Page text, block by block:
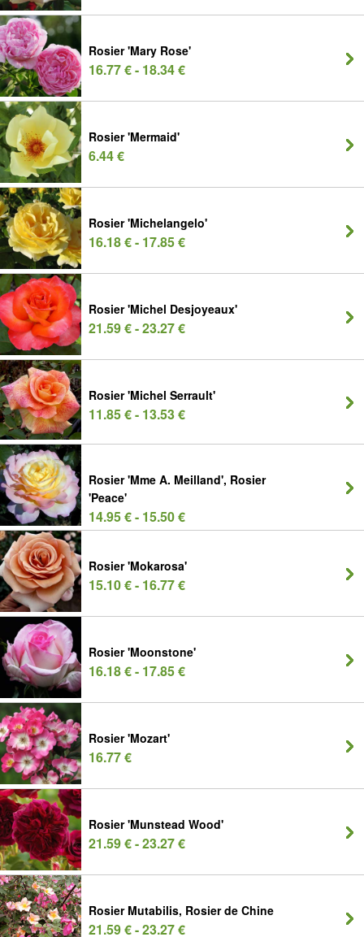
Rosier 'Mary Rose'
16.77 € - 18.34 €
Rosier 'Mermaid'
6.44 €
Rosier 'Michelangelo'
16.18 € - 17.85 €
Rosier 'Michel Desjoyeaux'
21.59 € - 23.27 €
Rosier 'Michel Serrault'
11.85 € - 13.53 €
Rosier 'Mme A. Meilland', Rosier
'Peace'
14.95 € - 15.50 €
Rosier 'Mokarosa'
15.10 € - 16.77 €
Rosier 'Moonstone'
16.18 € - 17.85 €
Rosier 'Mozart'
16.77 €
Rosier 'Munstead Wood'
21.59 € - 23.27 €
Rosier Mutabilis, Rosier de Chine
21.59 € - 23.27 €